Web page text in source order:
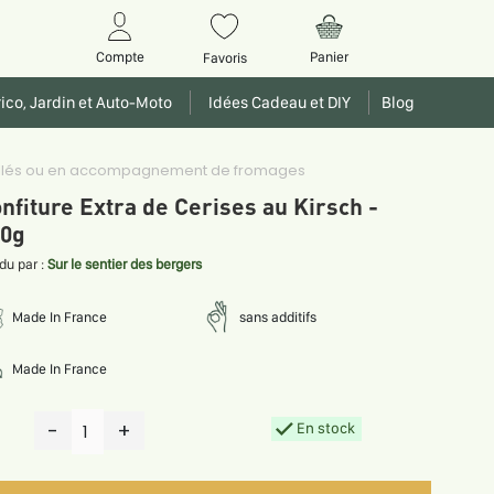
Compte Favoris Panier
Jardin et Auto-Moto Idées Cadeau et DIY Blog
ou en accompagnement de fromages
Extra de Cerises au Kirsch -
par : Sur le sentier des bergers
Made In France sans additifs
Made In France
- 1 + En stock